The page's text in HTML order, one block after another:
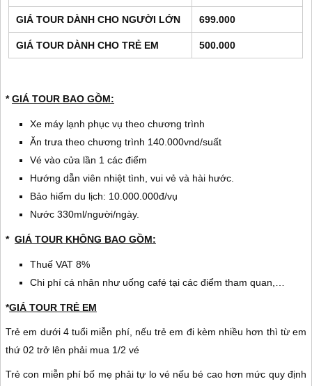
GIÁ TOUR DÀNH CHO NGƯỜI LỚN 699.000
GIÁ TOUR DÀNH CHO TRẺ EM 500.000
*GIÁ TOUR BAO GỒM:
Xe máy lạnh phục vụ theo chương trình
Ăn trưa theo chương trình 140.000vnd/suất
Vé vào cửa lần 1 các điểm
Hướng dẫn viên nhiệt tình, vui vẻ và hài hước.
Bảo hiểm du lịch: 10.000.000đ/vụ
Nước 330ml/người/ngày.
* GIÁ TOUR KHÔNG BAO GỒM:
Thuế VAT 8%
Chi phí cá nhân như uống café tại các điểm tham quan,…
*GIÁ TOUR TRẺ EM
Trẻ em dưới 4 tuổi miễn phí, nếu trẻ em đi kèm nhiều hơn thì từ em
thứ 02 trở lên phải mua 1/2 vé
Trẻ con miễn phí bố mẹ phải tự lo vé nếu bé cao hơn mức quy định